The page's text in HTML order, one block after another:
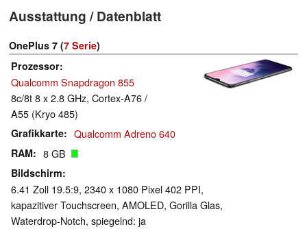
Forum
Ausstattung / Datenblatt
OnePlus 7 (7 Serie)
Prozessor
Qualcomm Snapdragon 855
8c/8t 8 x 2.8 GHz, Cortex-A76 /
A55 (Kryo 485)
Grafikkarte Qualcomm Adreno 640
RAM 8 GB
Bildschirm
6.41 Zoll 19.5:9, 2340 x 1080 Pixel 402 PPI,
kapazitiver Touchscreen, AMOLED, Gorilla Glas,
Waterdrop-Notch, spiegelnd: ja